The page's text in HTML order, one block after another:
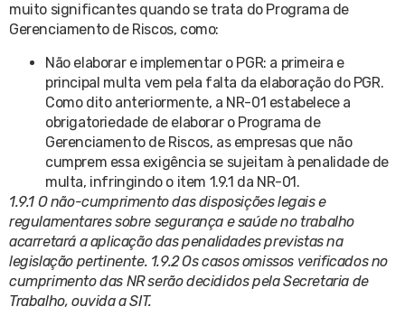
muito significantes quando se trata do Programa de
Gerenciamento de Riscos, como:
Não elaborar e implementar o PGR: a primeira e
principal multa vem pela falta da elaboração do PGR.
Como dito anteriormente, a NR-01 estabelece a
obrigatoriedade de elaborar o Programa de
Gerenciamento de Riscos, as empresas que não
cumprem essa exigência se sujeitam à penalidade de
multa, infringindo o item 1.9.1 da NR-01.
1.9.1 O não-cumprimento das disposições legais e
regulamentares sobre segurança e saúde no trabalho
acarretará a aplicação das penalidades previstas na
legislação pertinente. 1.9.2 Os casos omissos verificados no
cumprimento das NR serão decididos pela Secretaria de
Trabalho, ouvida a SIT.